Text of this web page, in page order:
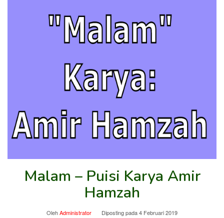
Malam – Puisi Karya Amir
Hamzah
OlehAdministrator Diposting pada4 Februari 2019